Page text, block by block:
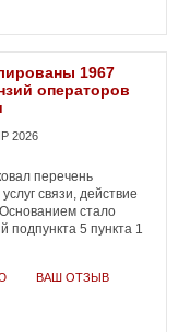
1967
операторов
2026
перечень
связи, действие
стало
подпункта 5 пункта 1
ВАШ ОТЗЫВ